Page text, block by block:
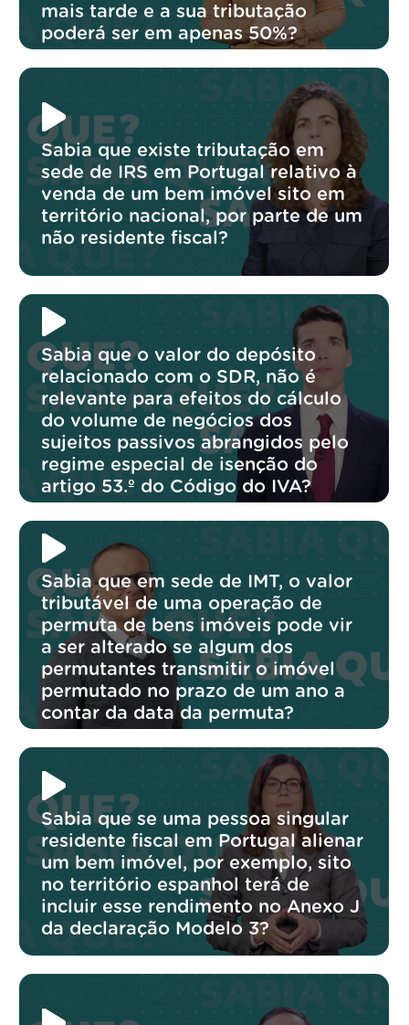
mais tarde e a sua tributação
poderá ser em apenas 50%?
Sabia que existe tributação em
sede de IRS em Portugal relativo à
venda de um bem imóvel sito em
território nacional, por parte de um
não residente fiscal?
Sabia que o valor do depósito
relacionado com o SDR, não é
relevante para efeitos do cálculo
do volume de negócios dos
sujeitos passivos abrangidos pelo
regime especial de isenção do
artigo 53.º do Código do IVA?
Sabia que em sede de IMT, o valor
tributável de uma operação de
permuta de bens imóveis pode vir
a ser alterado se algum dos
permutantes transmitir o imóvel
permutado no prazo de um ano a
contar da data da permuta?
Sabia que se uma pessoa singular
residente fiscal em Portugal alienar
um bem imóvel, por exemplo, sito
no território espanhol terá de
incluir esse rendimento no Anexo J
da declaração Modelo 3?